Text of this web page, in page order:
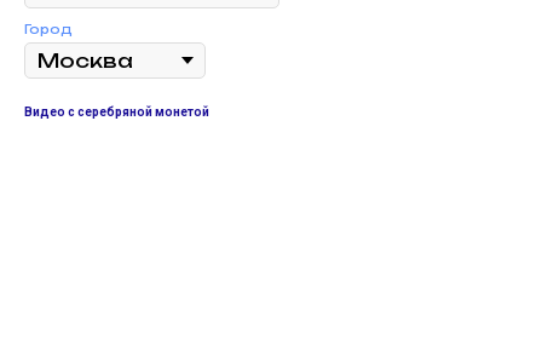
Город
Видео с серебряной монетой